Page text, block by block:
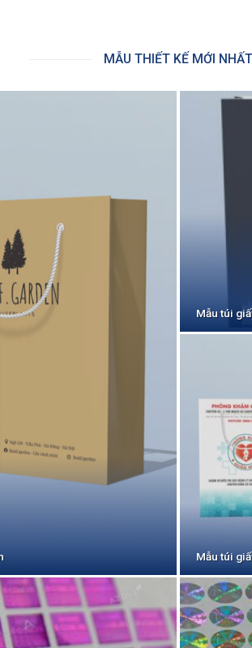
MẪU THIẾT KẾ MỚI NHẤT
Mẫu túi
Mẫu túi